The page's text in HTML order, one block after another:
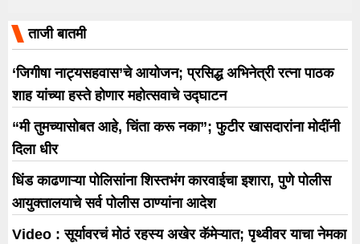
ताजी बातमी
‘जिगीषा नाट्यसहवास’चे आयोजन; प्रसिद्ध अभिनेत्री रत्ना पाठक
शाह यांच्या हस्ते होणार महोत्सवाचे उद्घाटन
“मी तुमच्यासोबत आहे, चिंता करू नका”; फुटीर खासदारांना मोदींनी
दिला धीर
धिंड काढणाऱ्या पोलिसांना शिस्तभंग कारवाईचा इशारा, पुणे पोलीस
आयुक्तालयाचे सर्व पोलीस ठाण्यांना आदेश
Video : सूर्यावरचं मोठं रहस्य अखेर कॅमेऱ्यात; पृथ्वीवर याचा नेमका